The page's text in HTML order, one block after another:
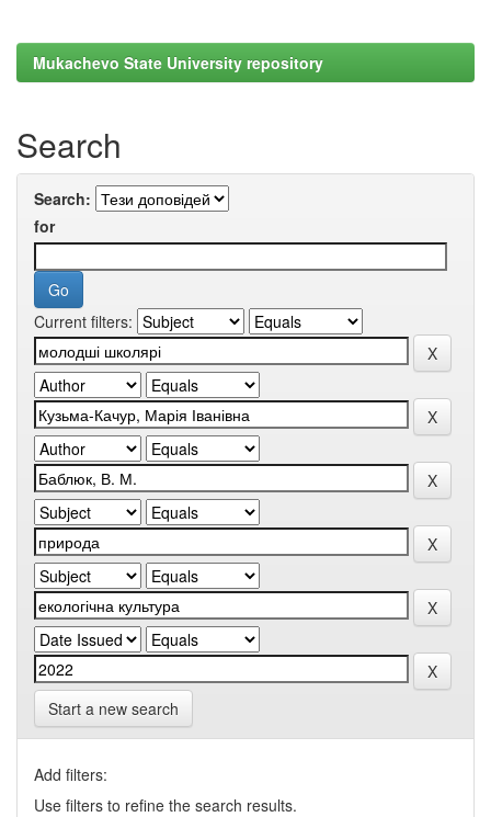
Mukachevo State University repository
Search
Search:
for
Current filters:
Start a new search
Add filters:
Use filters to refine the search results.